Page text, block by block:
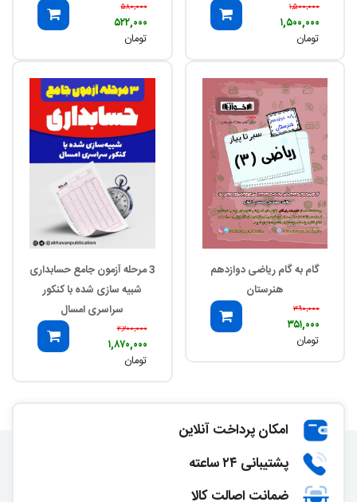
۱,۵۰۰,۰۰۰
۱,۵۰۰,۰۰۰
تومان
۵۸۰,۰۰۰
۵۲۲,۰۰۰
تومان
گام به گام ریاضی دوازدهم
هنرستان
۳۹۰,۰۰۰
۳۵۱,۰۰۰
تومان
3 مرحله آزمون جامع حسابداری
شبیه سازی شده با کنکور
سراسری امسال
۲,۲۰۰,۰۰۰
۱,۸۷۰,۰۰۰
تومان
امکان پرداخت آنلاین
پشتیبانی ۲۴ ساعته
ضمانت اصالت کالا